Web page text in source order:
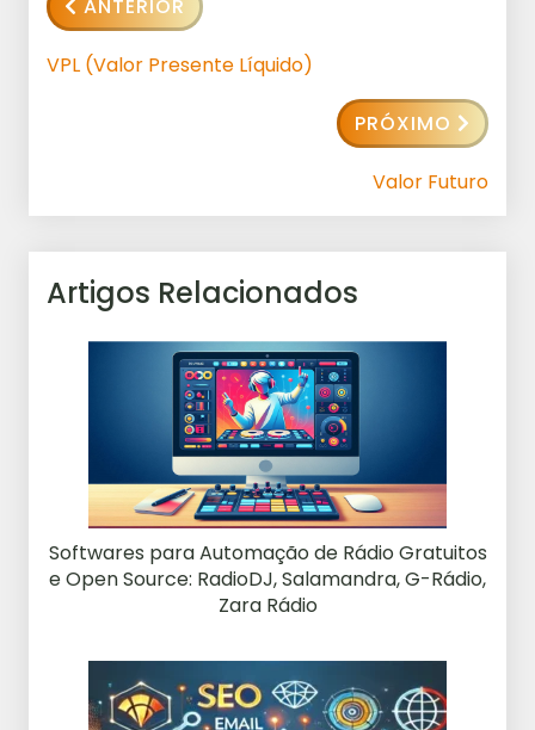
ANTERIOR
VPL (Valor Presente Líquido)
PRÓXIMO
Valor Futuro
Artigos Relacionados
Softwares para Automação de Rádio Gratuitos
e Open Source: RadioDJ, Salamandra, G-Rádio,
Zara Rádio